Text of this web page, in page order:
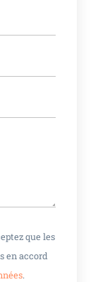
que les
en accord
.